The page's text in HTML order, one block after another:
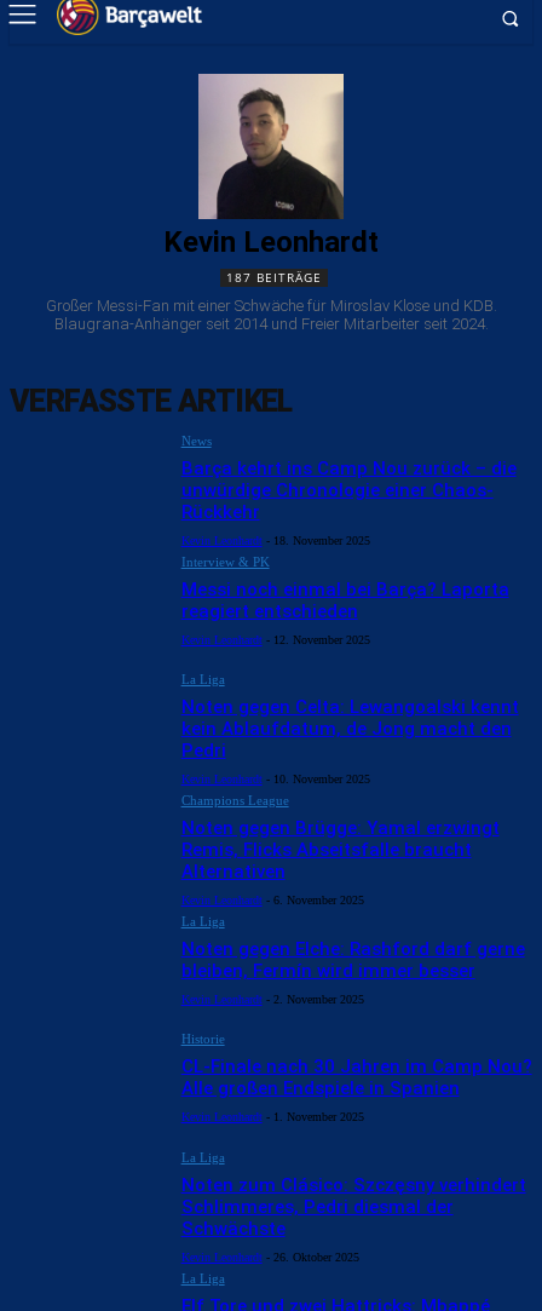
Kevin Leonhardt
187 BEITRÄGE
Großer Messi-Fan mit einer Schwäche für Miroslav Klose und KDB.
Blaugrana-Anhänger seit 2014 und Freier Mitarbeiter seit 2024.
VERFASSTE ARTIKEL
News
Barça kehrt ins Camp Nou zurück – die
unwürdige Chronologie einer Chaos-
Rückkehr
Kevin Leonhardt - 18. November 2025
Interview & PK
Messi noch einmal bei Barça? Laporta
reagiert entschieden
Kevin Leonhardt - 12. November 2025
La Liga
Noten gegen Celta: Lewangoalski kennt
kein Ablaufdatum, de Jong macht den
Pedri
Kevin Leonhardt - 10. November 2025
Champions League
Noten gegen Brügge: Yamal erzwingt
Remis, Flicks Abseitsfalle braucht
Alternativen
Kevin Leonhardt - 6. November 2025
La Liga
Noten gegen Elche: Rashford darf gerne
bleiben, Fermín wird immer besser
Kevin Leonhardt - 2. November 2025
Historie
CL-Finale nach 30 Jahren im Camp Nou?
Alle großen Endspiele in Spanien
Kevin Leonhardt - 1. November 2025
La Liga
Noten zum Clásico: Szczęsny verhindert
Schlimmeres, Pedri diesmal der
Schwächste
Kevin Leonhardt - 26. Oktober 2025
La Liga
Elf Tore und zwei Hattricks: Mbappé